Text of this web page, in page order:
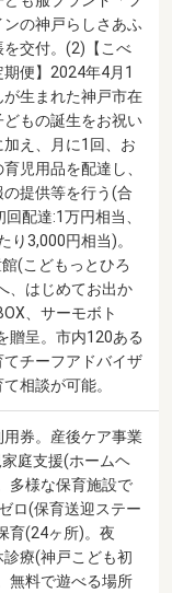
ンの神戸らしさあふ
交付。(2)【こべ
便】2024年4月1
が生まれた神戸市在
もの誕生をお祝い
え、月に1回、お
児用品を配達し、
提供等を行う(合
配達:1万円相当、
り3,000円相当)。
(こどもっとひろ
、はじめてお出か
、サーモボト
贈呈。市内120ある
てチーフアドバイザ
相談が可能。
券。産後ケア事業
庭支援(ホームヘ
多様な保育施設で
ロ(保育送迎ステー
育(24ヶ所)。夜
療(神戸こども初
無料で遊べる場所